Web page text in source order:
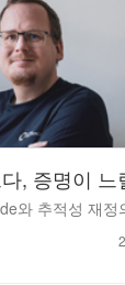
, 증명이 느
와 추적성 재정